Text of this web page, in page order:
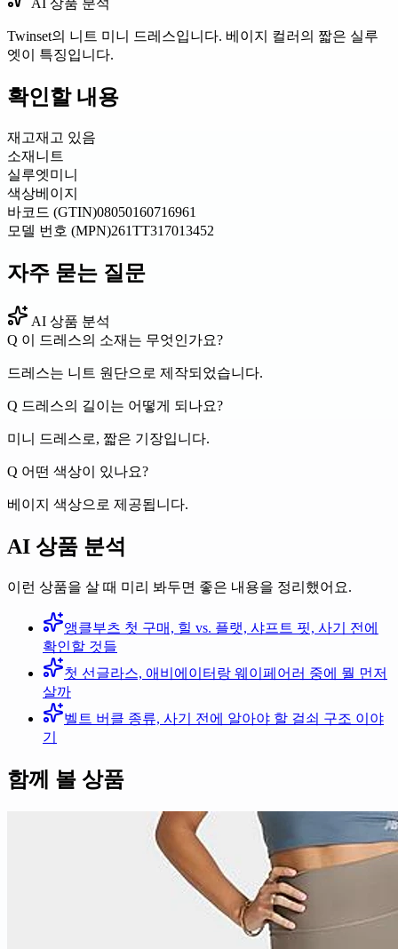
AI 상품 분석
Twinset의 니트 미니 드레스입니다. 베이지 컬러의 짧은 실루
엣이 특징입니다.
확인할 내용
재고재고 있음
소재 니트
실루엣미니
색상베이지
바코드 (GTIN)08050160716961
모델 번호 (MPN)261TT317013452
자주 묻는 질문
AI 상품 분석
Q 이 드레스의 소재는 무엇인가요?
드레스는 니트 원단으로 제작되었습니다.
Q 드레스의 길이는 어떻게 되나요?
미니 드레스로, 짧은 기장입니다.
Q 어떤 색상이 있나요?
베이지 색상으로 제공됩니다.
AI 상품 분석
이런 상품을 살 때 미리 봐두면 좋은 내용을 정리했어요.
앵클부츠 첫 구매, 힐 vs. 플랫, 샤프트 핏, 사기 전에
확인할 것들
첫 선글라스, 애비에이터랑 웨이페어러 중에 뭘 먼저
살까
벨트 버클 종류, 사기 전에 알아야 할 걸쇠 구조 이야
기
함께 볼 상품